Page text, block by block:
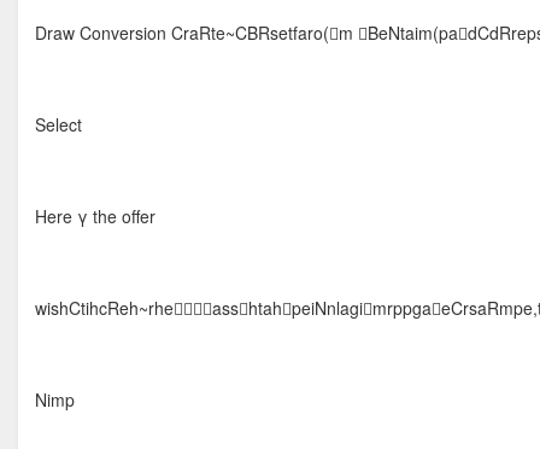
Draw Conversion CraRte~CBRsetfaro(m
Select
Here γ the offer
Nimp